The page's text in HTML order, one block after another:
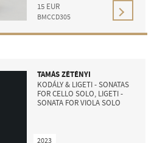
15 EUR
BMCCD305
TAMÁS ZÉTÉNYI
KODÁLY & LIGETI - SONATAS
FOR CELLO SOLO, LIGETI -
SONATA FOR VIOLA SOLO
2023